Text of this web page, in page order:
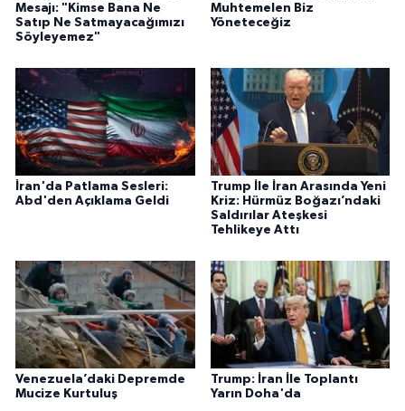
Mesajı: "Kimse Bana Ne
Satıp Ne Satmayacağımızı
Söyleyemez"
Muhtemelen Biz
Yöneteceğiz
İran'da Patlama Sesleri:
Abd'den Açıklama Geldi
Trump İle İran Arasında Yeni
Kriz: Hürmüz Boğazı’ndaki
Saldırılar Ateşkesi
Tehlikeye Attı
Venezuela’daki Depremde
Mucize Kurtuluş
Trump: İran İle Toplantı
Yarın Doha'da